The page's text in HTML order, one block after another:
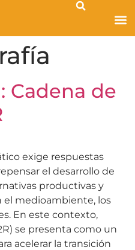
Cadena de
exige respuestas
el desarrollo de
productivas y
el medioambiente, los
En este contexto,
se presenta como un
acelerar la transición